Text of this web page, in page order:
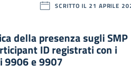
SCRITTO IL 21 APRILE
della presenza sugli SMP
ID registrati con i
9906 e 9907